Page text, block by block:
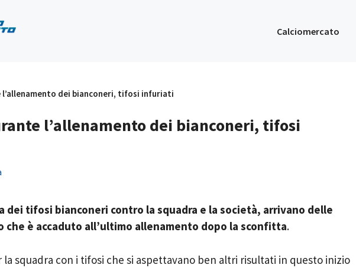
Calciomercato
dei bianconeri, tifosi infuriati
l’allenamento dei bianconeri, tifosi
dei tifosi bianconeri contro la squadra e la società, arrivano delle
che è accaduto all’ultimo allenamento dopo la sconfitta.
squadra con i tifosi che si aspettavano ben altri risultati in questo inizio